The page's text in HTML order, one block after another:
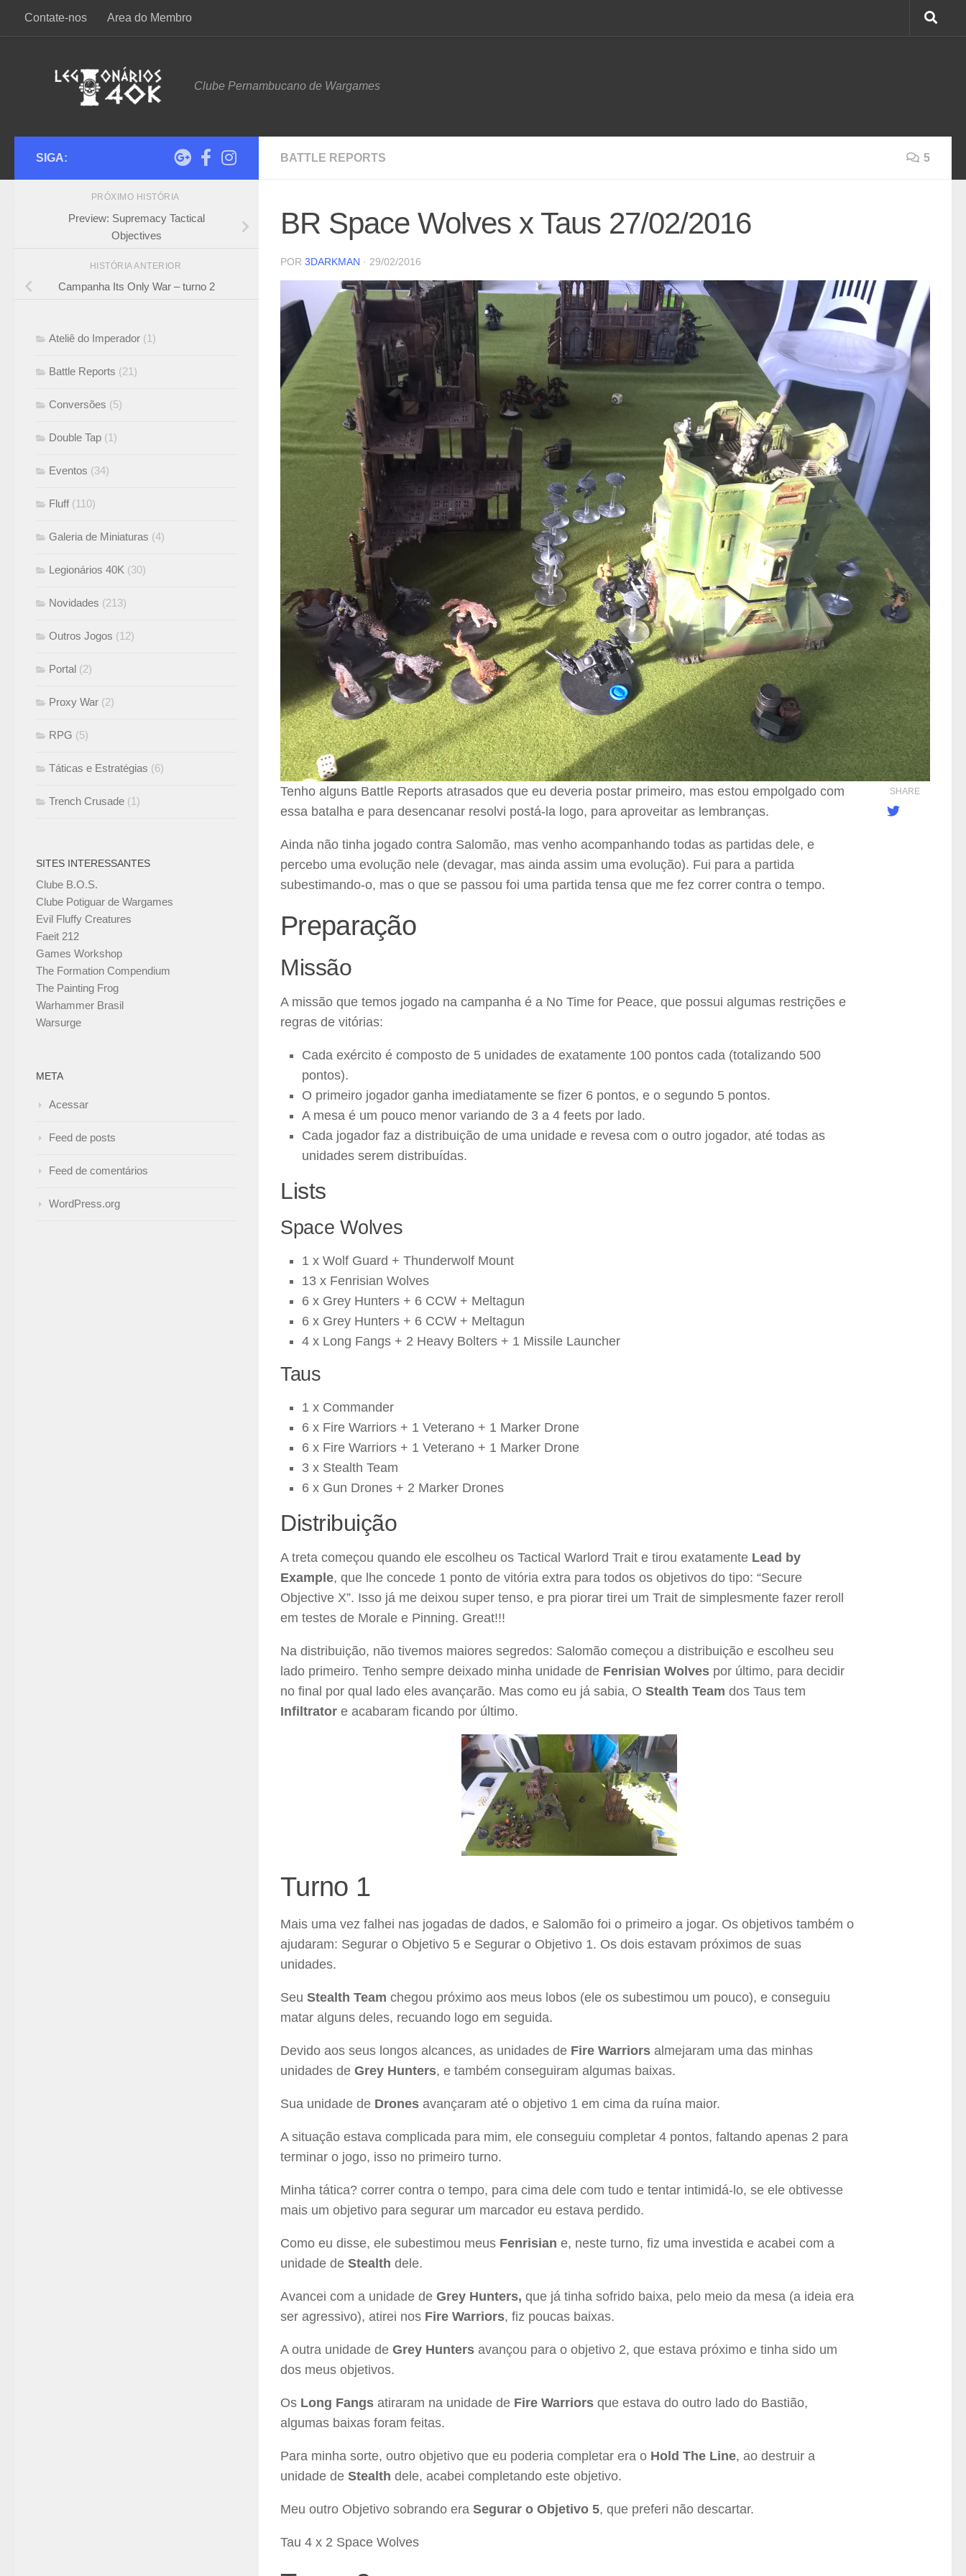
Skip to content
Contate-nos Area do Membro
Clube Pernambucano de Wargames
BATTLE REPORTS 5
BR Space Wolves x Taus 27/02/2016
POR 3DARKMAN · 29/02/2016
Tenho alguns Battle Reports atrasados que eu deveria postar primeiro, mas estou empolgado com
essa batalha e para desencanar resolvi postá-la logo, para aproveitar as lembranças.
Ainda não tinha jogado contra Salomão, mas venho acompanhando todas as partidas dele, e
percebo uma evolução nele (devagar, mas ainda assim uma evolução). Fui para a partida
subestimando-o, mas o que se passou foi uma partida tensa que me fez correr contra o tempo.
Preparação
Missão
A missão que temos jogado na campanha é a No Time for Peace, que possui algumas restrições e
regras de vitórias:
Cada exército é composto de 5 unidades de exatamente 100 pontos cada (totalizando 500
pontos).
O primeiro jogador ganha imediatamente se fizer 6 pontos, e o segundo 5 pontos.
A mesa é um pouco menor variando de 3 a 4 feets por lado.
Cada jogador faz a distribuição de uma unidade e revesa com o outro jogador, até todas as
unidades serem distribuídas.
Lists
Space Wolves
1 x Wolf Guard + Thunderwolf Mount
13 x Fenrisian Wolves
6 x Grey Hunters + 6 CCW + Meltagun
6 x Grey Hunters + 6 CCW + Meltagun
4 x Long Fangs + 2 Heavy Bolters + 1 Missile Launcher
Taus
1 x Commander
6 x Fire Warriors + 1 Veterano + 1 Marker Drone
6 x Fire Warriors + 1 Veterano + 1 Marker Drone
3 x Stealth Team
6 x Gun Drones + 2 Marker Drones
Distribuição
A treta começou quando ele escolheu os Tactical Warlord Trait e tirou exatamente Lead by
Example, que lhe concede 1 ponto de vitória extra para todos os objetivos do tipo: “Secure
Objective X”. Isso já me deixou super tenso, e pra piorar tirei um Trait de simplesmente fazer reroll
em testes de Morale e Pinning. Great!!!
Na distribuição, não tivemos maiores segredos: Salomão começou a distribuição e escolheu seu
lado primeiro. Tenho sempre deixado minha unidade de Fenrisian Wolves por último, para decidir
no final por qual lado eles avançarão. Mas como eu já sabia, O Stealth Team dos Taus tem
Infiltrator e acabaram ficando por último.
Turno 1
Mais uma vez falhei nas jogadas de dados, e Salomão foi o primeiro a jogar. Os objetivos também o
ajudaram: Segurar o Objetivo 5 e Segurar o Objetivo 1. Os dois estavam próximos de suas
unidades.
Seu Stealth Team chegou próximo aos meus lobos (ele os subestimou um pouco), e conseguiu
matar alguns deles, recuando logo em seguida.
Devido aos seus longos alcances, as unidades de Fire Warriors almejaram uma das minhas
unidades de Grey Hunters, e também conseguiram algumas baixas.
Sua unidade de Drones avançaram até o objetivo 1 em cima da ruína maior.
A situação estava complicada para mim, ele conseguiu completar 4 pontos, faltando apenas 2 para
terminar o jogo, isso no primeiro turno.
Minha tática? correr contra o tempo, para cima dele com tudo e tentar intimidá-lo, se ele obtivesse
mais um objetivo para segurar um marcador eu estava perdido.
Como eu disse, ele subestimou meus Fenrisian e, neste turno, fiz uma investida e acabei com a
unidade de Stealth dele.
Avancei com a unidade de Grey Hunters, que já tinha sofrido baixa, pelo meio da mesa (a ideia era
ser agressivo), atirei nos Fire Warriors, fiz poucas baixas.
A outra unidade de Grey Hunters avançou para o objetivo 2, que estava próximo e tinha sido um
dos meus objetivos.
Os Long Fangs atiraram na unidade de Fire Warriors que estava do outro lado do Bastião,
algumas baixas foram feitas.
Para minha sorte, outro objetivo que eu poderia completar era o Hold The Line, ao destruir a
unidade de Stealth dele, acabei completando este objetivo.
Meu outro Objetivo sobrando era Segurar o Objetivo 5, que preferi não descartar.
Tau 4 x 2 Space Wolves
SHARE
SIGA:
PRÓXIMO HISTÓRIA
Preview: Supremacy Tactical
Objectives
HISTÓRIA ANTERIOR
Campanha Its Only War – turno 2
Ateliê do Imperador (1)
Battle Reports (21)
Conversões (5)
Double Tap (1)
Eventos (34)
Fluff (110)
Galeria de Miniaturas (4)
Legionários 40K (30)
Novidades (213)
Outros Jogos (12)
Portal (2)
Proxy War (2)
RPG (5)
Táticas e Estratégias (6)
Trench Crusade (1)
SITES INTERESSANTES
Clube B.O.S.
Clube Potiguar de Wargames
Evil Fluffy Creatures
Faeit 212
Games Workshop
The Formation Compendium
The Painting Frog
Warhammer Brasil
Warsurge
META
Acessar
Feed de posts
Feed de comentários
WordPress.org